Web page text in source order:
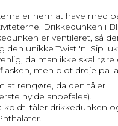
er nem at have med
Drikkedunken i
er ventileret, så
den unikke Twist 'n' Sip
da man ikke skal
men blot dreje på
at rengøre, da den tåler
hylde anbefales).
koldt, tåler drikkedunken